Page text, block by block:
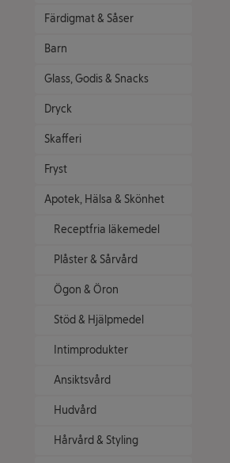
Färdigmat & Såser
Barn
Glass, Godis & Snacks
Dryck
Skafferi
Fryst
Apotek, Hälsa & Skönhet
Receptfria läkemedel
Plåster & Sårvård
Ögon & Öron
Stöd & Hjälpmedel
Intimprodukter
Ansiktsvård
Hudvård
Hårvård & Styling